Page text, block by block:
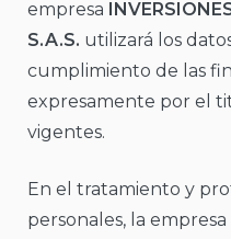
empresa
S.A.S. utilizará los
cumplimiento de las
expresamente por el
vigentes.
En el tratamiento y
personales, la empresa